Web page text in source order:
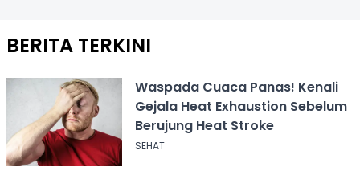
BERITA TERKINI
Waspada Cuaca Panas! Kenali
Gejala Heat Exhaustion Sebelum
Berujung Heat Stroke
SEHAT